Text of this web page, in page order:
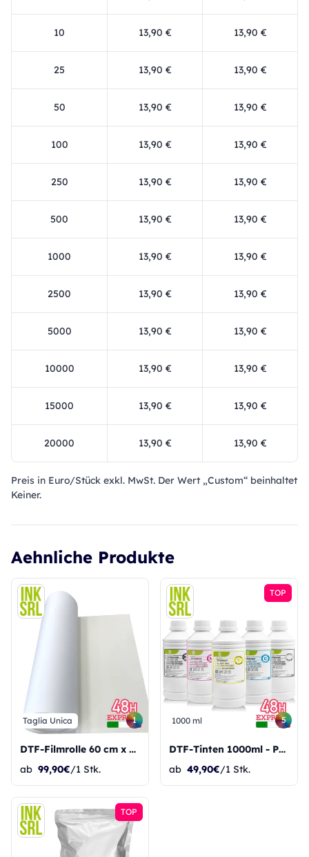
10 13,90 € 13,90 €
25 13,90 € 13,90 €
50 13,90 € 13,90 €
100 13,90 € 13,90 €
250 13,90 € 13,90 €
500 13,90 € 13,90 €
1000 13,90 € 13,90 €
2500 13,90 € 13,90 €
5000 13,90 € 13,90 €
10000 13,90 € 13,90 €
15000 13,90 € 13,90 €
20000 13,90 € 13,90 €
Preis in Euro/Stück exkl. MwSt. Der Wert „Custom“ beinhaltet
Keiner.
Aehnliche Produkte
Taglia Unica 1
DTF-Filmrolle 60 cm x 100 m - PET-Filmspule - PREMIUM
ab 99,90€/1 Stk.
TOP
1000 ml 5
DTF-Tinten 1000ml - PREMIUM
ab 49,90€/1 Stk.
TOP